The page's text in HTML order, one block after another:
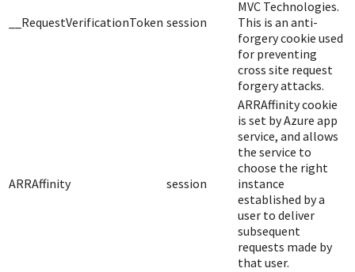
__RequestVerificationToken session
MVC Technologies.
This is an anti-
forgery cookie used
for preventing
cross site request
forgery attacks.
ARRAffinity session
ARRAffinity cookie
is set by Azure app
service, and allows
the service to
choose the right
instance
established by a
user to deliver
subsequent
requests made by
that user.